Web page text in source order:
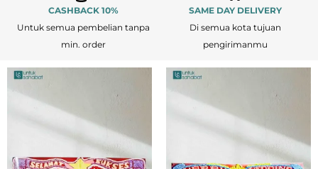
CASHBACK 10%
Untuk semua pembelian tanpa
min. order
SAME DAY DELIVERY
Di semua kota tujuan
pengirimanmu